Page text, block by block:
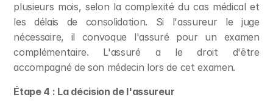
plusieurs mois, selon la complexité du cas médical et
les délais de consolidation. Si l'assureur le juge
nécessaire, il convoque l'assuré pour un examen
complémentaire. L'assuré a le droit d'être
accompagné de son médecin lors de cet examen.
Étape 4 : La décision de l'assureur